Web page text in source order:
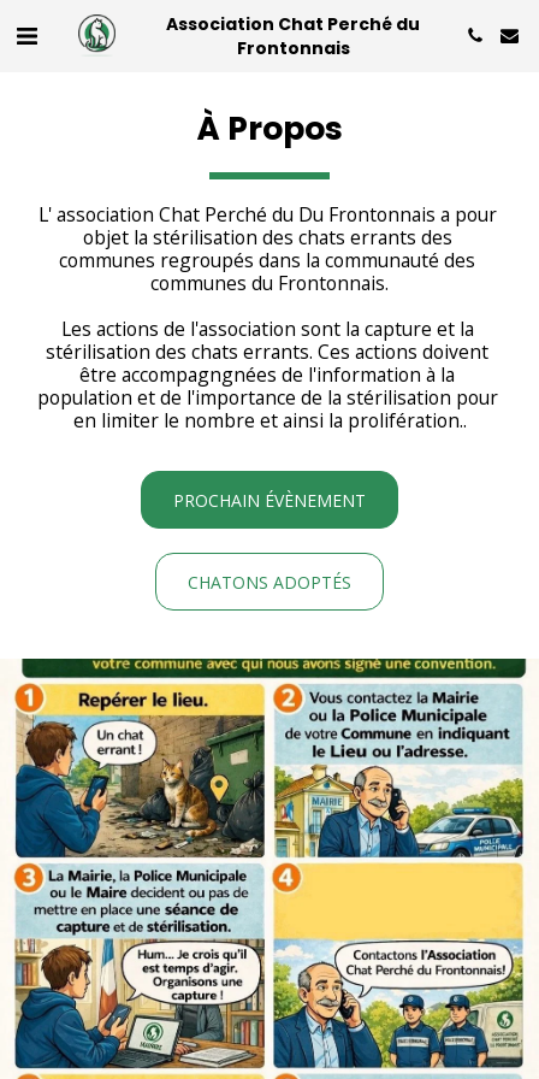
Association Chat Perché du
Frontonnais
À Propos
L' association Chat Perché du Du Frontonnais a pour
objet la stérilisation des chats errants des
communes regroupés dans la communauté des
communes du Frontonnais.
Les actions de l'association sont la capture et la
stérilisation des chats errants. Ces actions doivent
être accompagngnées de l'information à la
population et de l'importance de la stérilisation pour
en limiter le nombre et ainsi la prolifération..
PROCHAIN ÉVÈNEMENT
CHATONS ADOPTÉS